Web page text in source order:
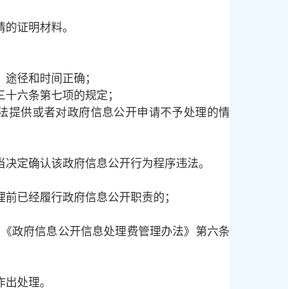
证明材料。
径和时间正确；
六条第七项的规定；
提供或者对政府信息公开申请不予处理的情
定确认该政府信息公开行为程序违法。
已经履行政府信息公开职责的；
政府信息公开信息处理费管理办法》第六条
处理。